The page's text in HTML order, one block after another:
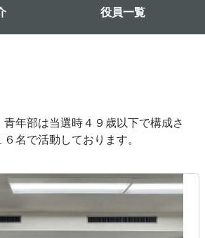
役員一覧
年部は当選時４９歳以下で構成さ
名で活動しております。